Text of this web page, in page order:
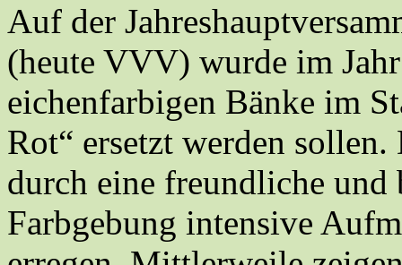
Auf der
(heute VVV) wurde im
eichenfarbigen Bänke im
Rot“ ersetzt werden
durch eine freundliche und
Farbgebung intensive